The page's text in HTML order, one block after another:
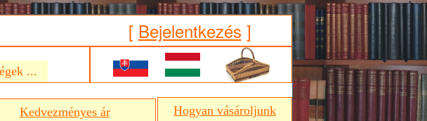
[ Bejelentkezés ]
...
Kedvezményes ár Hogyan vásároljunk